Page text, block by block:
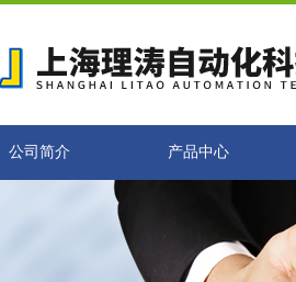
公司简介 产品中心